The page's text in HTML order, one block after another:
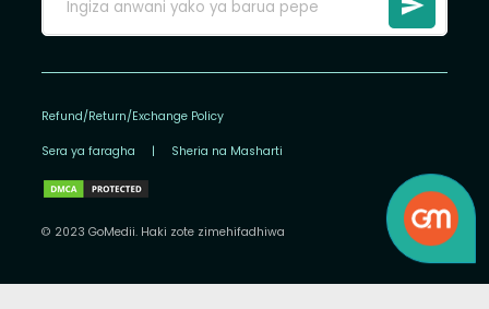
Refund/Return/Exchange Policy
Sera ya faragha | Sheria na Masharti
© 2023 GoMedii. Haki zote zimehifadhiwa